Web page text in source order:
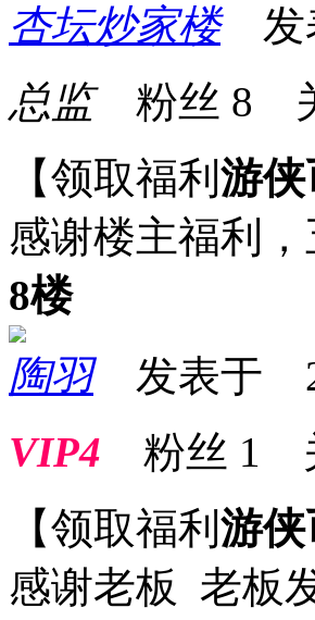
杏坛炒家楼发
总监粉丝 8
【领取福利 游侠
感谢楼主福利
8楼
陶羽发表于
VIP4 粉丝 1
【领取福利 游侠
感谢老板 老板